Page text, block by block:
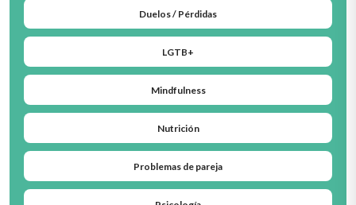
Duelos / Pérdidas
LGTB+
Mindfulness
Nutrición
Problemas de pareja